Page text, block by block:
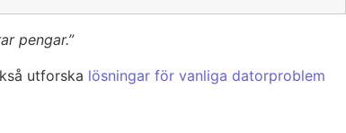
pengar.”
utforska lösningar för vanliga datorproblem